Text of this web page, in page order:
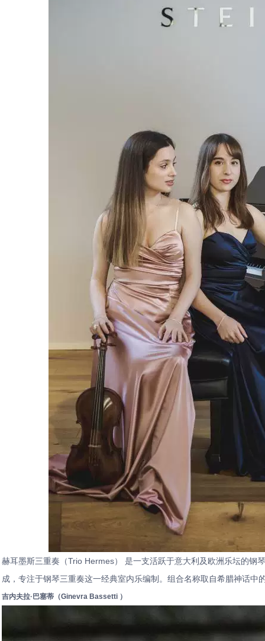
赫耳墨斯三重奏（Trio Hermes） 是一支活跃于意大利及欧洲乐坛的钢
成，专注于钢琴三重奏这一经典室内乐编制。组合名称取自希腊神话
吉内夫拉·巴塞蒂（Ginevra Bassetti ）